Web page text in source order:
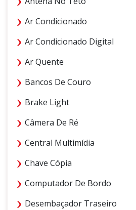
Ar Condicionado
Ar Condicionado Digital
Ar Quente
Bancos De Couro
Brake Light
Câmera De Ré
Central Multimídia
Chave Cópia
Computador De Bordo
Desembaçador Traseiro